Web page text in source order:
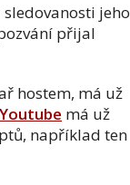
jeho
přijal
hostem, má už
má už
například ten